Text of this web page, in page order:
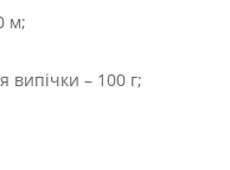
м;
випічки – 100 г;